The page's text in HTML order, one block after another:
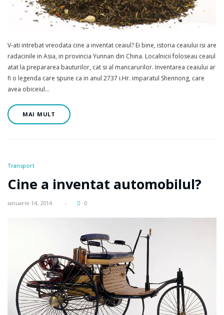
V-ati intrebat vreodata cine a inventat ceaiul? Ei bine, istoria ceaiului isi are
radacinile in Asia, in provincia Yunnan din China. Localnicii foloseau ceaiul
atat la prepararea bauturilor, cat si al mancarurilor. Inventarea ceaiului ar
fi o legenda care spune ca in anul 2737 i.Hr. imparatul Shennong, care
avea obiceiul…
MAI MULT
Transport
Cine a inventat automobilul?
ianuarie 14, 2014 0